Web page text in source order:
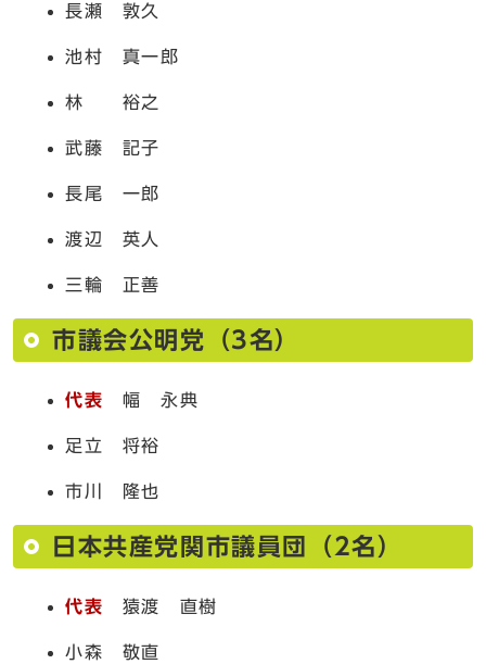
長瀬 敦久
池村 真一郎
林 裕之
武藤 記子
長尾 一郎
渡辺 英人
三輪 正善
市議会公明党（3名）
代表 幅 永典
足立 将裕
市川 隆也
日本共産党関市議員団（2名）
代表 猿渡 直樹
小森 敬直